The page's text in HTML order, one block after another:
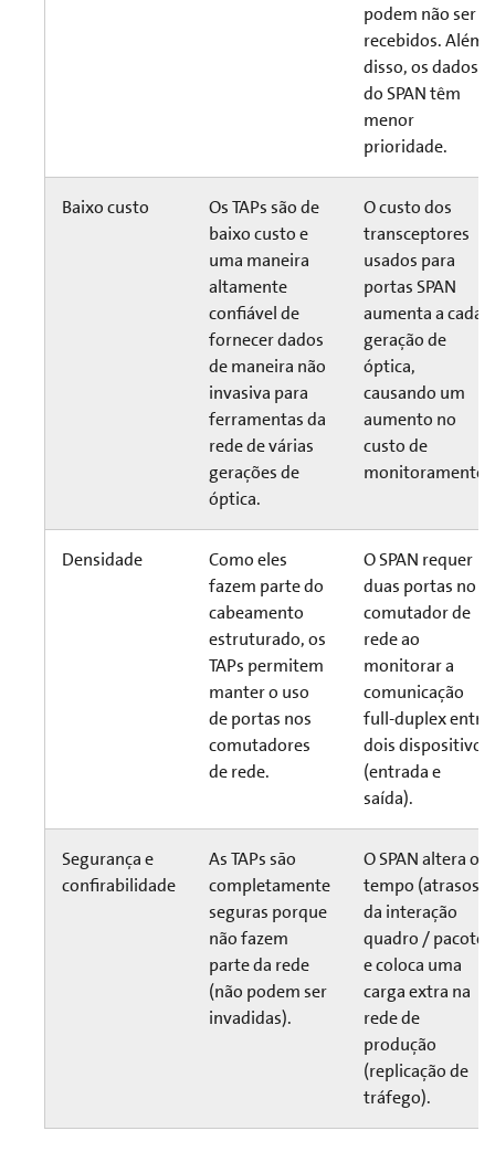
podem não ser
recebidos. Além
disso, os dados
do SPAN têm
menor
prioridade.
Baixo custo
Os TAPs são de
baixo custo e
uma maneira
altamente
confiável de
fornecer dados
de maneira não
invasiva para
ferramentas da
rede de várias
gerações de
óptica.
O custo dos
transceptores
usados para
portas SPAN
aumenta a cada
geração de
óptica,
causando um
aumento no
custo de
monitoramento.
Densidade
Como eles
fazem parte do
cabeamento
estruturado, os
TAPs permitem
manter o uso
de portas nos
comutadores
de rede.
O SPAN requer
duas portas no
comutador de
rede ao
monitorar a
comunicação
full-duplex entre
dois dispositivos
(entrada e
saída).
Segurança e
confirabilidade
As TAPs sāo
completamente
seguras porque
não fazem
parte da rede
(não podem ser
invadidas).
O SPAN altera o
tempo (atrasos)
da interação
quadro / pacote
e coloca uma
carga extra na
rede de
produção
(replicação de
tráfego).